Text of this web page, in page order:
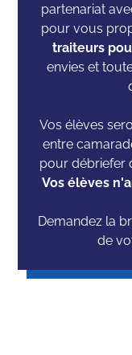
partenariat
pour vous
traiteurs
envies et
Vos élèves
entre
pour débriefer
Vos élèves
Demandez la
de